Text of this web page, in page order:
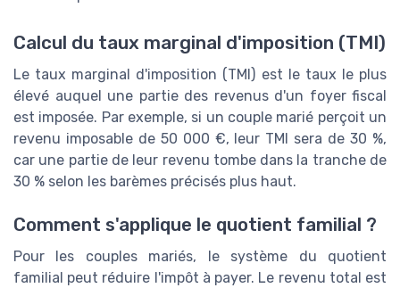
Calcul du taux marginal d'imposition (TMI)
Le taux marginal d'imposition (TMI) est le taux le plus
élevé auquel une partie des revenus d'un foyer fiscal
est imposée. Par exemple, si un couple marié perçoit un
revenu imposable de 50 000 €, leur TMI sera de 30 %,
car une partie de leur revenu tombe dans la tranche de
30 % selon les barèmes précisés plus haut.
Comment s'applique le quotient familial ?
Pour les couples mariés, le système du quotient
familial peut réduire l'impôt à payer. Le revenu total est